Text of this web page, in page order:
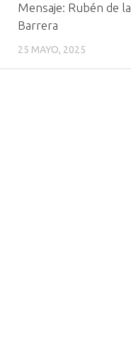
Mensaje: Rubén de la
Barrera
25 MAYO, 2025